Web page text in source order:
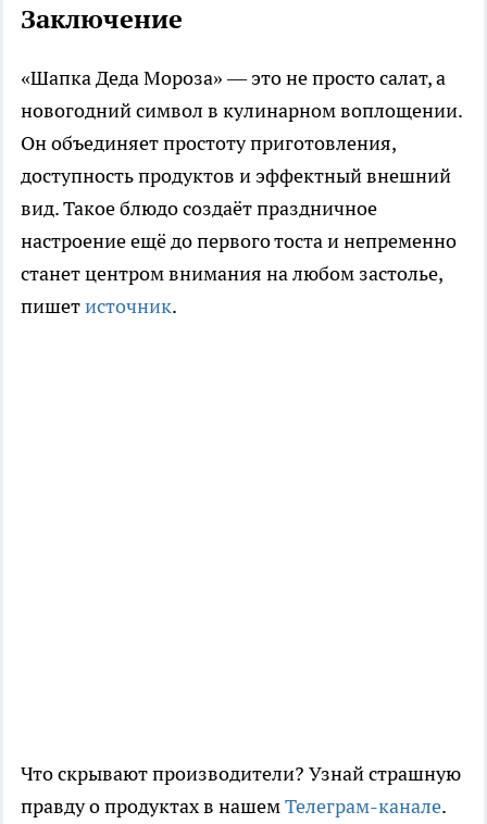
Заключение
«Шапка Деда Мороза» — это не просто салат, а
новогодний символ в кулинарном воплощении.
Он объединяет простоту приготовления,
доступность продуктов и эффектный внешний
вид. Такое блюдо создаёт праздничное
настроение ещё до первого тоста и непременно
станет центром внимания на любом застолье,
пишетисточник.
Что скрывают производители? Узнай страшную
правду о продуктах в нашемТелеграм-канале.